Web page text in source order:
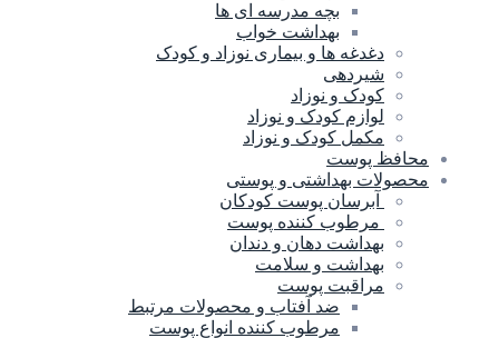
بچه مدرسه ای ها
بهداشت خواب
دغدغه ها و بیماری نوزاد و کودک
شیردهی
کودک و نوزاد
لوازم کودک و نوزاد
مکمل کودک و نوزاد
محافظ پوست
محصولات بهداشتی و پوستی
آبرسان پوست کودکان
مرطوب کننده پوست
بهداشت دهان و دندان
بهداشت و سلامت
مراقبت پوست
ضد آفتاب و محصولات مرتبط
مرطوب کننده انواع پوست